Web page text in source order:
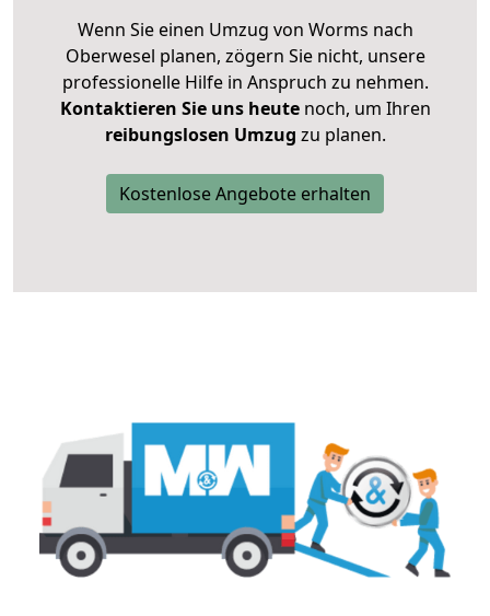
Wenn Sie einen Umzug von Worms nach
Oberwesel planen, zögern Sie nicht, unsere
professionelle Hilfe in Anspruch zu nehmen.
Kontaktieren Sie uns heutenoch, um Ihren
reibungslosen Umzug zu planen.
Kostenlose Angebote erhalten